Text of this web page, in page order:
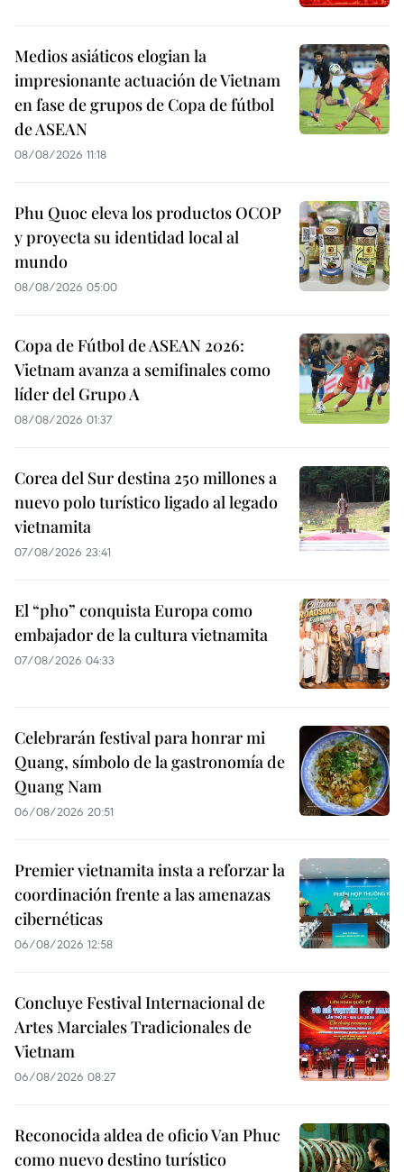
Medios asiáticos elogian la
impresionante actuación de Vietnam
en fase de grupos de Copa de fútbol
de ASEAN
08/08/2026 11:18
Phu Quoc eleva los productos OCOP
y proyecta su identidad local al
mundo
08/08/2026 05:00
Copa de Fútbol de ASEAN 2026:
Vietnam avanza a semifinales como
líder del Grupo A
08/08/2026 01:37
Corea del Sur destina 250 millones a
nuevo polo turístico ligado al legado
vietnamita
07/08/2026 23:41
El “pho” conquista Europa como
embajador de la cultura vietnamita
07/08/2026 04:33
Celebrarán festival para honrar mi
Quang, símbolo de la gastronomía de
Quang Nam
06/08/2026 20:51
Premier vietnamita insta a reforzar la
coordinación frente a las amenazas
cibernéticas
06/08/2026 12:58
Concluye Festival Internacional de
Artes Marciales Tradicionales de
Vietnam
06/08/2026 08:27
Reconocida aldea de oficio Van Phuc
como nuevo destino turístico